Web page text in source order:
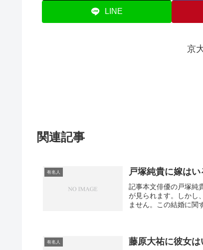
LINE
京
関連記事
有名人 戸塚純貴に嫁は
記事本文俳優の戸塚純
が見られます。しかし
ません。この結婚に関
有名人 藤原大祐に彼女は